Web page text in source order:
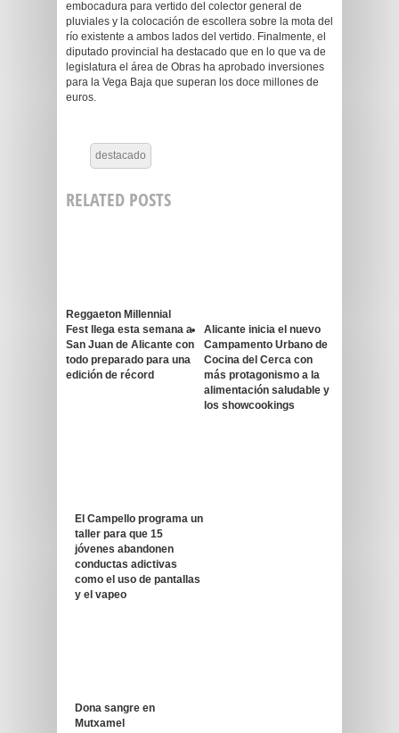
embocadura para vertido del colector general de
pluviales y la colocación de escollera sobre la mota del
río existente a ambos lados del vertido. Finalmente, el
diputado provincial ha destacado que en lo que va de
legislatura el área de Obras ha aprobado inversiones
para la Vega Baja que superan los doce millones de
euros.
destacado
RELATED POSTS
Reggaeton Millennial
Fest llega esta semana a
San Juan de Alicante con
todo preparado para una
edición de récord
Alicante inicia el nuevo
Campamento Urbano de
Cocina del Cerca con
más protagonismo a la
alimentación saludable y
los showcookings
El Campello programa un
taller para que 15
jóvenes abandonen
conductas adictivas
como el uso de pantallas
y el vapeo
Dona sangre en
Mutxamel